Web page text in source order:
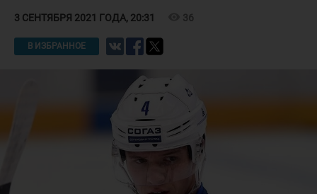
3 СЕНТЯБРЯ 2021 ГОДА, 20:31 36
В ИЗБРАННОЕ